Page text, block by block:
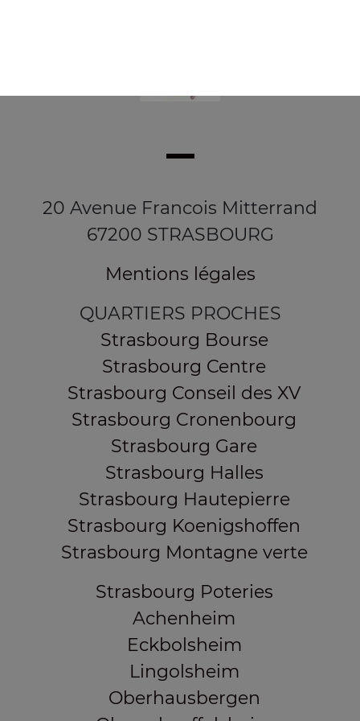
20 Avenue Francois Mitterrand
67200 STRASBOURG
Mentions légales
QUARTIERS PROCHES
Strasbourg Bourse
Strasbourg Centre
Strasbourg Conseil des XV
Strasbourg Cronenbourg
Strasbourg Gare
Strasbourg Halles
Strasbourg Hautepierre
Strasbourg Koenigshoffen
Strasbourg Montagne verte
Strasbourg Poteries
Achenheim
Eckbolsheim
Lingolsheim
Oberhausbergen